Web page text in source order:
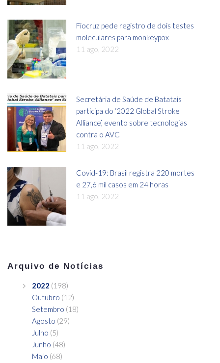
Fiocruz pede registro de dois testes
moleculares para monkeypox
11 ago, 2022
Secretária de Saúde de Batatais
participa do ‘2022 Global Stroke
Alliance’, evento sobre tecnologias
contra o AVC
11 ago, 2022
Covid-19: Brasil registra 220 mortes
e 27,6 mil casos em 24 horas
11 ago, 2022
Arquivo de Notícias
2022 (198)
Outubro (12)
Setembro (18)
Agosto (29)
Julho (5)
Junho (48)
Maio (68)